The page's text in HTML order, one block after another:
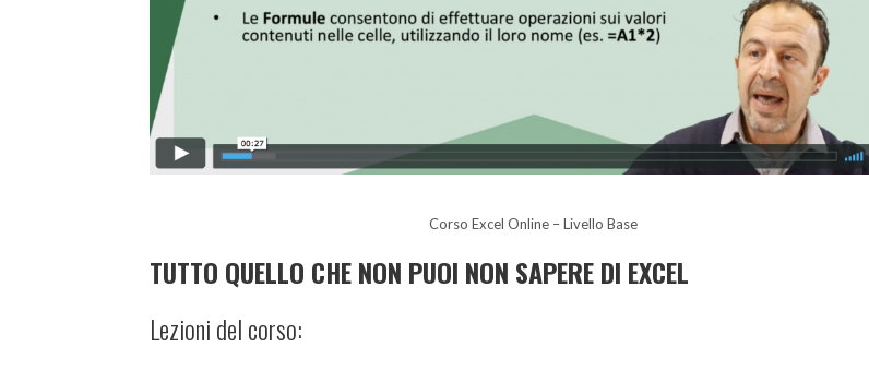
Corso Excel Online – Livello Base
TUTTO QUELLO CHE NON PUOI NON SAPERE DI EXCEL
Lezioni del corso: